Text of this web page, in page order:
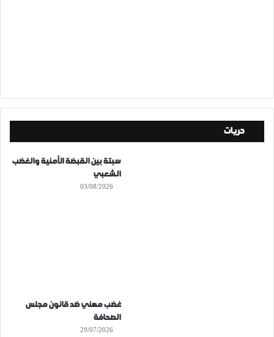
حريات
سبتة بين القبضة الأمنية والغضب
الشعبي
03/08/2026
غضب مهني ضد قانون مجلس
الصحافة
29/07/2026